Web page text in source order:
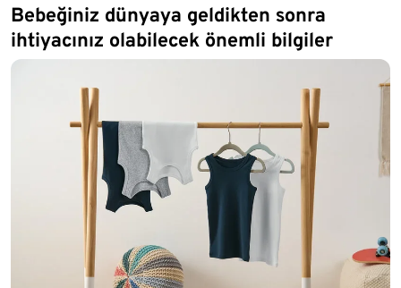
Bebeğiniz dünyaya geldikten sonra
ihtiyacınız olabilecek önemli bilgiler